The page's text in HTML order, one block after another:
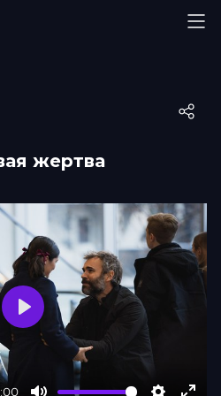
жертва
Play